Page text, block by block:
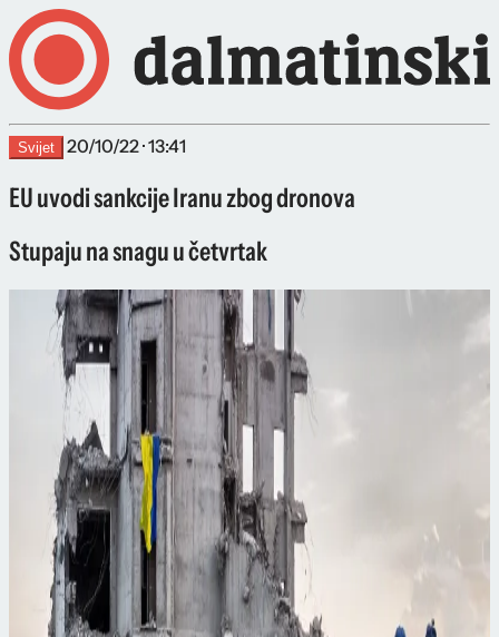
Svijet 20/10/22 · 13:41
EU uvodi sankcije Iranu zbog dronova
Stupaju na snagu u četvrtak